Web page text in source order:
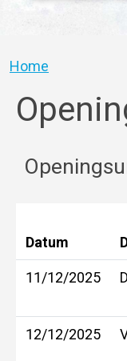
Kruimelpad
Home
Datum
11/12/2025
12/12/2025